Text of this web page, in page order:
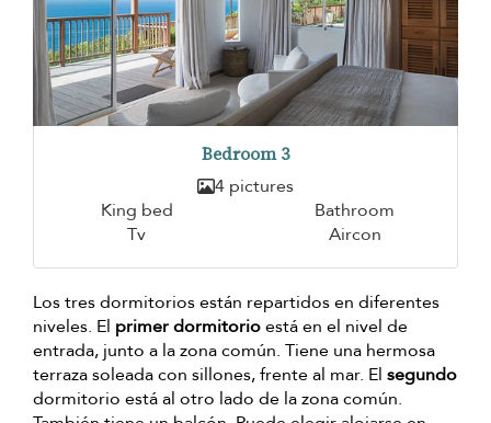
Bedroom 3
4 pictures
King bed
Bathroom
Tv
Aircon
Los tres dormitorios están repartidos en diferentes
niveles. El primer dormitorioestá en el nivel de
entrada, junto a la zona común. Tiene una hermosa
terraza soleada con sillones, frente al mar. El segundo
dormitorio está al otro lado de la zona común.